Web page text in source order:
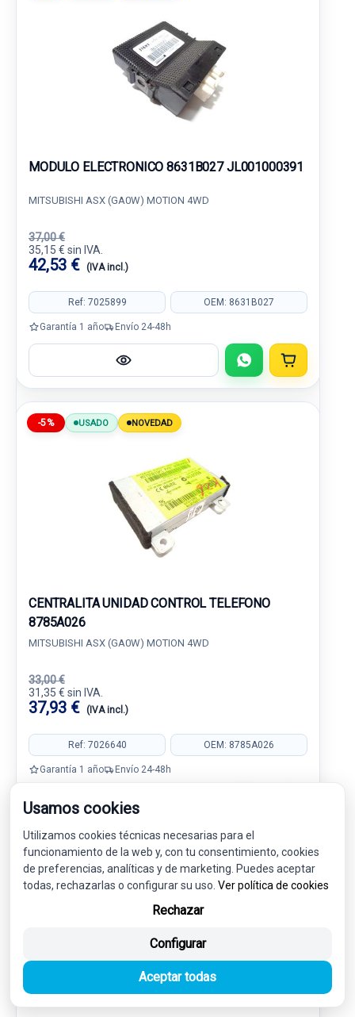
MODULO ELECTRONICO 8631B027 JL001000391
MITSUBISHI ASX (GA0W) MOTION 4WD
37,00 €
35,15 € sin IVA.
42,53 € (IVA incl.)
Ref: 7025899 OEM: 8631B027
Garantía 1 año Envío 24-48h
-5% USADO NOVEDAD
CENTRALITA UNIDAD CONTROL TELEFONO
8785A026
MITSUBISHI ASX (GA0W) MOTION 4WD
33,00 €
31,35 € sin IVA.
37,93 € (IVA incl.)
Ref: 7026640 OEM: 8785A026
Garantía 1 año Envío 24-48h
-5% USADO NOVEDAD
Usamos cookies
Utilizamos cookies técnicas necesarias para el
funcionamiento de la web y, con tu consentimiento, cookies
de preferencias, analíticas y de marketing. Puedes aceptar
todas, rechazarlas o configurar su uso. Ver política de cookies
Rechazar
Configurar
Aceptar todas